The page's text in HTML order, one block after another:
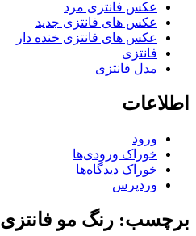
عکس فانتزی مرد
عکس های فانتزی جدید
عکس های فانتزی خنده دار
فانتزی
مدل فانتزی
اطلاعات
ورود
خوراک ورودی‌ها
خوراک دیدگاه‌ها
وردپرس
برچسب: رنگ مو فانتزی